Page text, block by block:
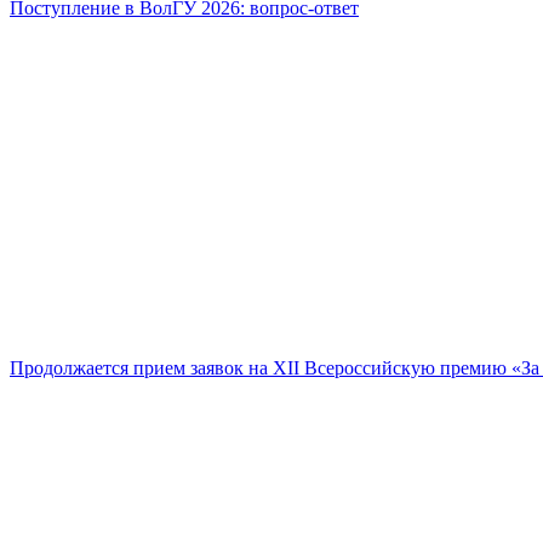
Поступление в ВолГУ 2026: вопрос-ответ
Продолжается прием заявок на XII Всероссийскую премию «За